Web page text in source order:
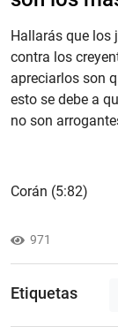
Hallarás que los
contra los
apreciarlos son
esto se debe a
no son
Corán (5:82)
971
Etiquetas